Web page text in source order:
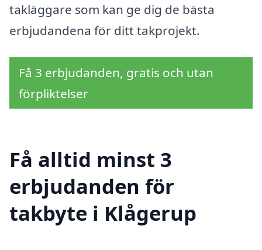
takläggare som kan ge dig de bästa
erbjudandena för ditt takprojekt.
Få 3 erbjudanden, gratis och utan
förpliktelser
Få alltid minst 3
erbjudanden för
takbyte i Klågerup